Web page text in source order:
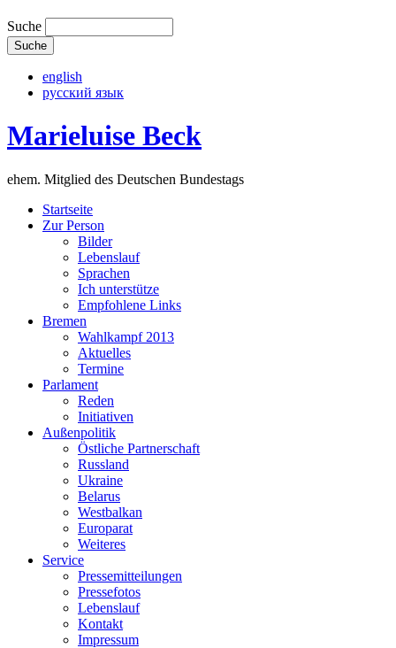
Suche
english
русский язык
Marieluise Beck
ehem. Mitglied des Deutschen Bundestags
Startseite
Zur Person
Bilder
Lebenslauf
Sprachen
Ich unterstütze
Empfohlene Links
Bremen
Wahlkampf 2013
Aktuelles
Termine
Parlament
Reden
Initiativen
Außenpolitik
Östliche Partnerschaft
Russland
Ukraine
Belarus
Westbalkan
Europarat
Weiteres
Service
Pressemitteilungen
Pressefotos
Lebenslauf
Kontakt
Impressum